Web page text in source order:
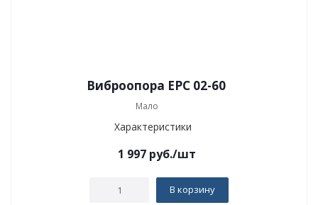
Виброопора EPC 02-60
Мало
Характеристики
1 997руб./шт
В корзину